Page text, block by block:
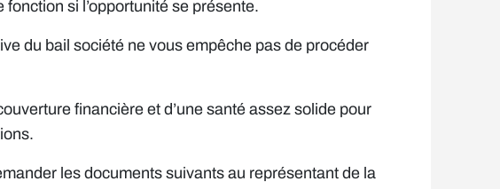
si l’opportunité se présente.
du bail société ne vous empêche pas de procéder
financière et d’une santé assez solide pour
les documents suivants au représentant de la